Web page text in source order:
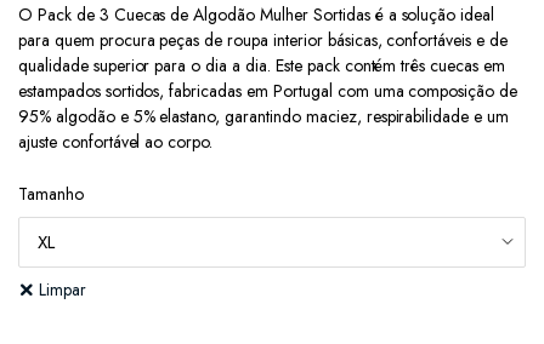
O Pack de 3 Cuecas de Algodão Mulher Sortidas é a solução ideal
para quem procura peças de roupa interior básicas, confortáveis e de
qualidade superior para o dia a dia. Este pack contém três cuecas em
estampados sortidos, fabricadas em Portugal com uma composição de
95% algodão e 5% elastano, garantindo maciez, respirabilidade e um
ajuste confortável ao corpo.
Tamanho
Limpar